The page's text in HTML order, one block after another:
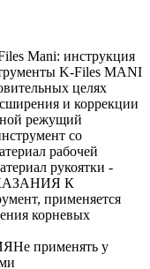
Mani: инструкция
K-Files MANI
целях
и коррекции
режущий
со
рабочей
рукоятки -
К
применяется
корневых
применять у